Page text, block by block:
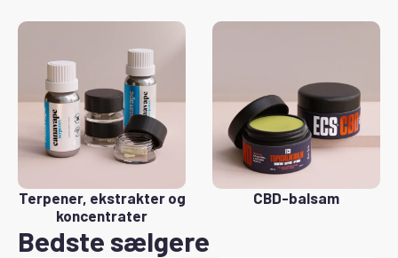
Terpener, ekstrakter og
koncentrater
CBD-balsam
Bedste sælgere